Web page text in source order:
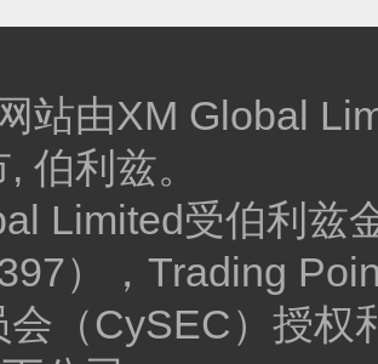
站由XM Global
伯利兹。
Limited受伯利兹
），Trading
会（CySEC）授权